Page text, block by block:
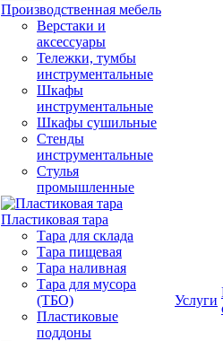
Производственная мебель
Верстаки и
аксессуары
Тележки, тумбы
инструментальные
Шкафы
инструментальные
Шкафы сушильные
Стенды
инструментальные
Cтулья
промышленные
Пластиковая тара
Тара для склада
Тара пищевая
Тара наливная
Тара для мусора
(ТБО)
Пластиковые
поддоны
Услуги